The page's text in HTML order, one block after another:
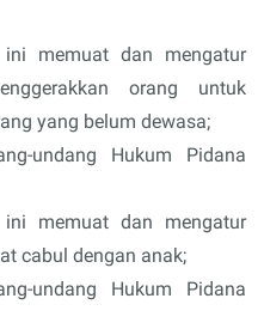
memuat dan mengatur
orang untuk
yang belum dewasa;
undang Hukum Pidana
memuat dan mengatur
cabul dengan anak;
undang Hukum Pidana